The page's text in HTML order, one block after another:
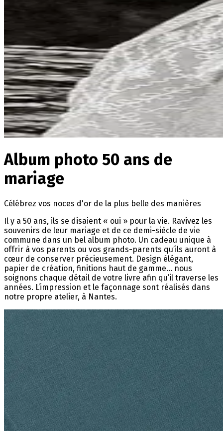
Album photo 50 ans de
mariage
Célébrez vos noces d'or de la plus belle des manières
Il y a 50 ans, ils se disaient « oui » pour la vie. Ravivez les
souvenirs de leur mariage et de ce demi-siècle de vie
commune dans un bel album photo. Un cadeau unique à
offrir à vos parents ou vos grands-parents qu’ils auront à
cœur de conserver précieusement. Design élégant,
papier de création, finitions haut de gamme… nous
soignons chaque détail de votre livre afin qu’il traverse les
années. L’impression et le façonnage sont réalisés dans
notre propre atelier, à Nantes.